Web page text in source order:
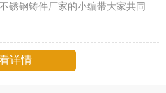
锈钢铸件厂家的小编带大家共同
的制造工艺、广泛的应用领域以
化的服务。以下
详情